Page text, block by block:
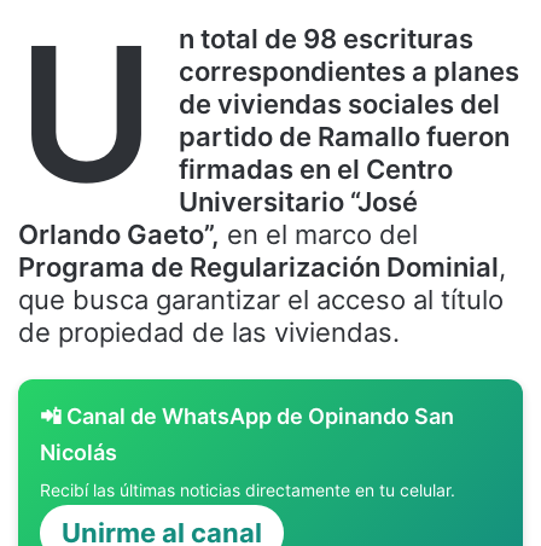
U
n total de 98 escrituras
correspondientes a planes
de viviendas sociales del
partido de Ramallo fueron
firmadas en el Centro
Universitario “José
Orlando Gaeto”, en el marco del
Programa de Regularización Dominial,
que busca garantizar el acceso al título
de propiedad de las viviendas.
📲 Canal de WhatsApp de Opinando San
Nicolás
Recibí las últimas noticias directamente en tu celular.
Unirme al canal